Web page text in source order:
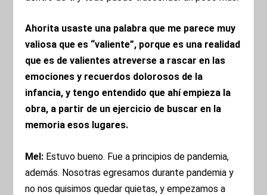
Ahorita usaste una palabra que me parece muy
valiosa que es “valiente”, porque es una realidad
que es de valientes atreverse a rascar en las
emociones y recuerdos dolorosos de la
infancia, y tengo entendido que ahí empieza la
obra, a partir de un ejercicio de buscar en la
memoria esos lugares.
Mel: Estuvo bueno. Fue a principios de pandemia,
además. Nosotras egresamos durante pandemia y
no nos quisimos quedar quietas, y empezamos a